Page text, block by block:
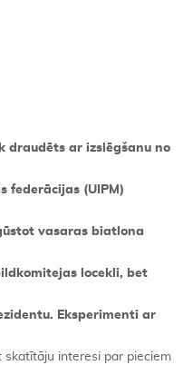
draudēts ar izslēgšanu no
federācijas (UIPM)
vasaras biatlona
locekli, bet
Eksperimenti ar
skatītāju interesi par pieciem